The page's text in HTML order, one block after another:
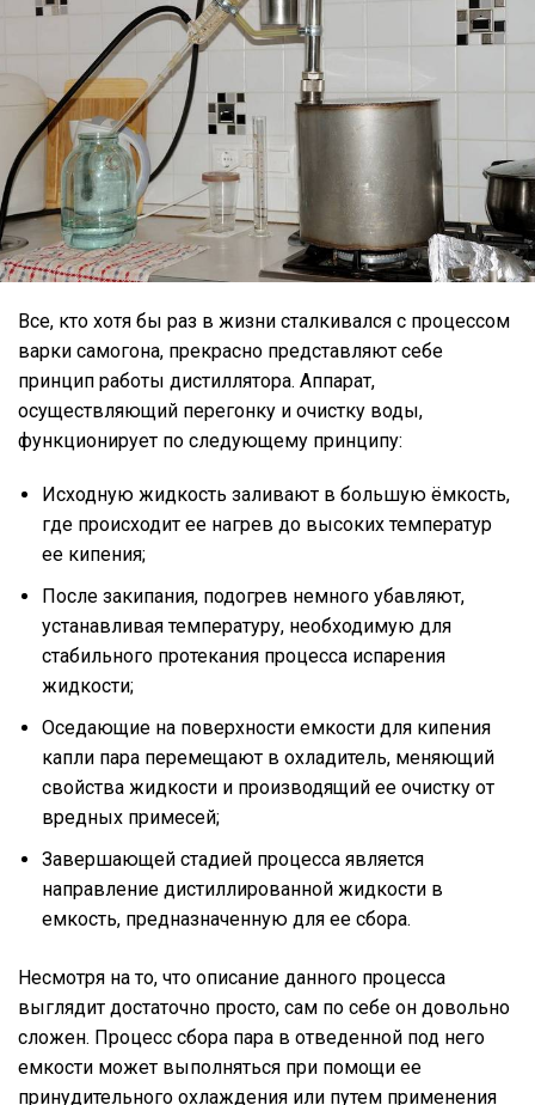
Все, кто хотя бы раз в жизни сталкивался с процессом
варки самогона, прекрасно представляют себе
принцип работы дистиллятора. Аппарат,
осуществляющий перегонку и очистку воды,
функционирует по следующему принципу:
Исходную жидкость заливают в большую ёмкость,
где происходит ее нагрев до высоких температур
ее кипения;
После закипания, подогрев немного убавляют,
устанавливая температуру, необходимую для
стабильного протекания процесса испарения
жидкости;
Оседающие на поверхности емкости для кипения
капли пара перемещают в охладитель, меняющий
свойства жидкости и производящий ее очистку от
вредных примесей;
Завершающей стадией процесса является
направление дистиллированной жидкости в
емкость, предназначенную для ее сбора.
Несмотря на то, что описание данного процесса
выглядит достаточно просто, сам по себе он довольно
сложен. Процесс сбора пара в отведенной под него
емкости может выполняться при помощи ее
принудительного охлаждения или путем применения